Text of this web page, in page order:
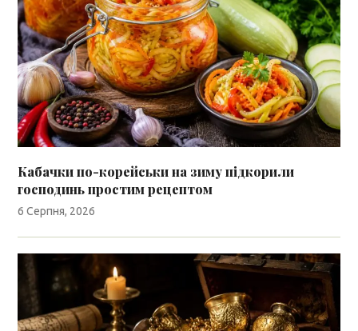
Кабачки по-корейськи на зиму підкорили
господинь простим рецептом
6 Серпня, 2026